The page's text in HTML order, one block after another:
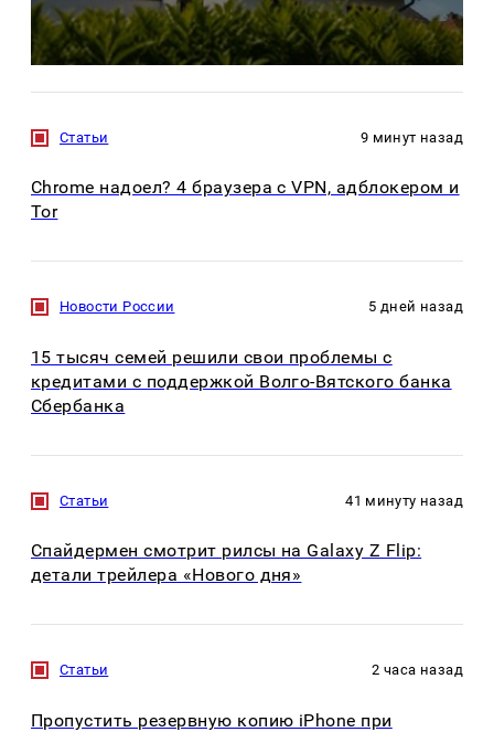
Статьи 9 минут назад
Chrome надоел? 4 браузера с VPN, адблокером и
Tor
Новости России 5 дней назад
15 тысяч семей решили свои проблемы с
кредитами с поддержкой Волго-Вятского банка
Сбербанка
Статьи 41 минуту назад
Спайдермен смотрит рилсы на Galaxy Z Flip:
детали трейлера «Нового дня»
Статьи 2 часа назад
Пропустить резервную копию iPhone при